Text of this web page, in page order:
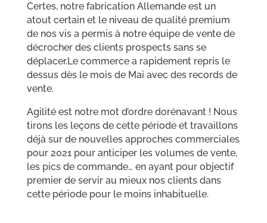
Certes, notre fabrication Allemande est un
atout certain et le niveau de qualité premium
de nos vis a permis à notre équipe de vente de
décrocher des clients prospects sans se
déplacer.Le commerce a rapidement repris le
dessus dès le mois de Mai avec des records de
vente.
Agilité est notre mot d’ordre dorénavant ! Nous
tirons les leçons de cette période et travaillons
déjà sur de nouvelles approches commerciales
pour 2021 pour anticiper les volumes de vente,
les pics de commande… en ayant pour objectif
premier de servir au mieux nos clients dans
cette période pour le moins inhabituelle.